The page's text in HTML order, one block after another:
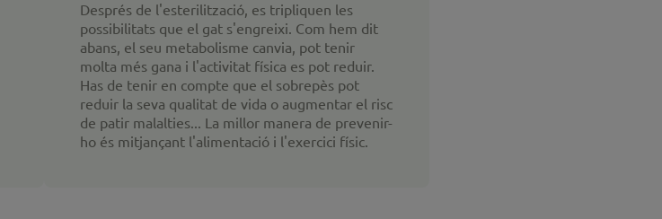
Després de l'esterilització, es tripliquen les
possibilitats que el gat s'engreixi. Com hem dit
abans, el seu metabolisme canvia, pot tenir
molta més gana i l'activitat física es pot reduir.
Has de tenir en compte que el sobrepès pot
reduir la seva qualitat de vida o augmentar el risc
de patir malalties... La millor manera de prevenir-
ho és mitjançant l'alimentació i l'exercici físic.